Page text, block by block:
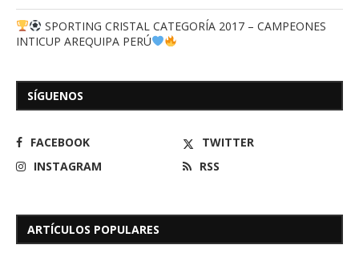
SPORTING CRISTAL CATEGORÍA 2017 – CAMPEONES
INTICUP AREQUIPA PERÚ
SÍGUENOS
FACEBOOK
TWITTER
INSTAGRAM
RSS
ARTÍCULOS POPULARES